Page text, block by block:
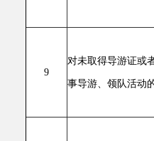
9
对未取得导游证或
事导游、领队活动